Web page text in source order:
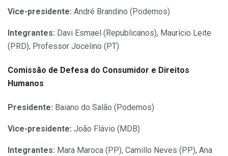
Vice-presidente: André Brandino (Podemos)
Integrantes: Davi Esmael (Republicanos), Maurício Leite
(PRD), Professor Jocelino (PT)
Comissão de Defesa do Consumidor e Direitos
Humanos
Presidente: Baiano do Salão (Podemos)
Vice-presidente: João Flávio (MDB)
Integrantes: Mara Maroca (PP), Camillo Neves (PP), Ana